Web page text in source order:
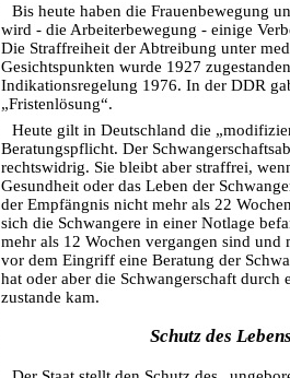
Bis heute haben die Frauenbewegung
wird - die Arbeiterbewegung - einige
Die Straffreiheit der Abtreibung unter
Gesichtspunkten wurde 1927
Indikationsregelung 1976. In der DDR
„Fristenlösung“.
Heute gilt in Deutschland die
Beratungspflicht. Der
rechtswidrig. Sie bleibt aber straffrei,
Gesundheit oder das Leben der
der Empfängnis nicht mehr als 22
sich die Schwangere in einer Notlage
mehr als 12 Wochen vergangen sind und
vor dem Eingriff eine Beratung der
hat oder aber die Schwangerschaft durch
zustande kam.
Schutz des